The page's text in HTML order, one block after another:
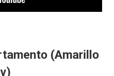
(Amarillo